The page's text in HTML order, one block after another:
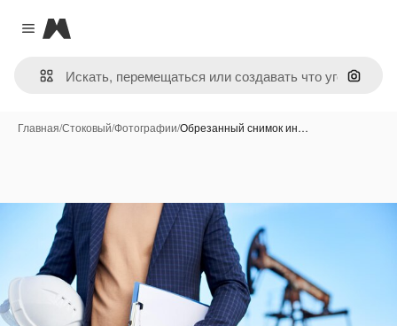
Close menu
Magnific
Поиск
Главная/Стоковый/Фотографии/Обрезанный снимок ин…